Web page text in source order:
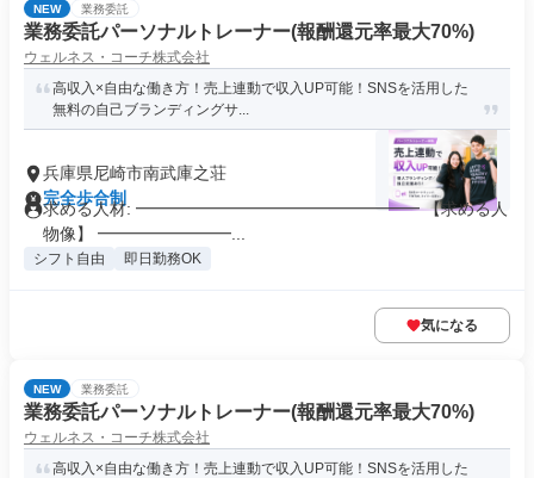
NEW 業務委託
業務委託パーソナルトレーナー(報酬還元率最大70%)
ウェルネス・コーチ株式会社
高収入×自由な働き方！売上連動で収入UP可能！SNSを活用した
無料の自己ブランディングサ...
兵庫県尼崎市南武庫之荘
完全歩合制
求める人材: ━━━━━━━━━━━━━━━━━ 【求める人
物像】 ━━━━━━━━...
シフト自由 即日勤務OK
気になる
NEW 業務委託
業務委託パーソナルトレーナー(報酬還元率最大70%)
ウェルネス・コーチ株式会社
高収入×自由な働き方！売上連動で収入UP可能！SNSを活用した